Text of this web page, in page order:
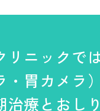
リニックで
・胃カメラ
療とおし